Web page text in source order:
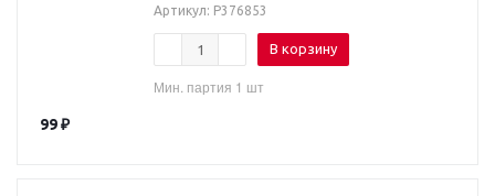
Артикул: Р376853
В корзину
Мин. партия 1 шт
99₽